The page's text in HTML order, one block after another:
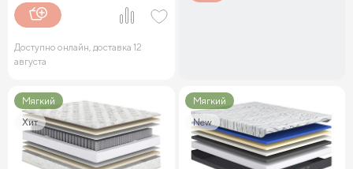
Доступно онлайн, доставка 12
августа
Мягкий
Хит
Мягкий
New